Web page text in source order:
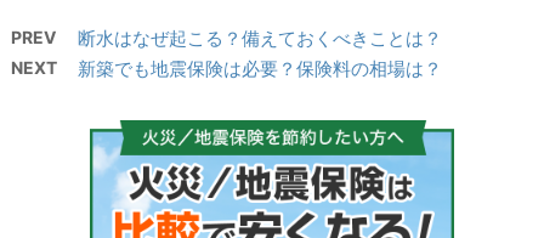
PREV 断水はなぜ起こる？備えておくべきことは？
NEXT 新築でも地震保険は必要？保険料の相場は？